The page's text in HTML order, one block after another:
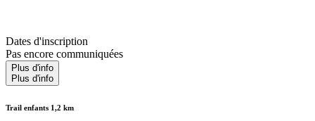
Dates d'inscription
Pas encore communiquées
Plus d'info
Plus d'info
Trail enfants 1,2 km